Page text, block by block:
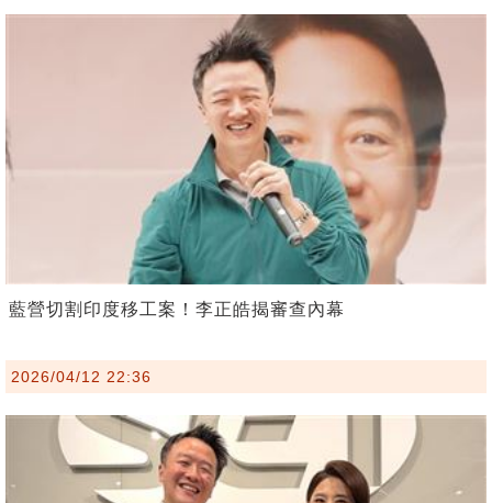
藍營切割印度移工案！李正皓揭審查內幕
2026/04/12 22:36